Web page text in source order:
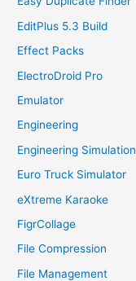
EditPlus 5.3 Build
Effect Packs
ElectroDroid Pro
Emulator
Engineering
Engineering Simulation
Euro Truck Simulator
eXtreme Karaoke
FigrCollage
File Compression
File Management